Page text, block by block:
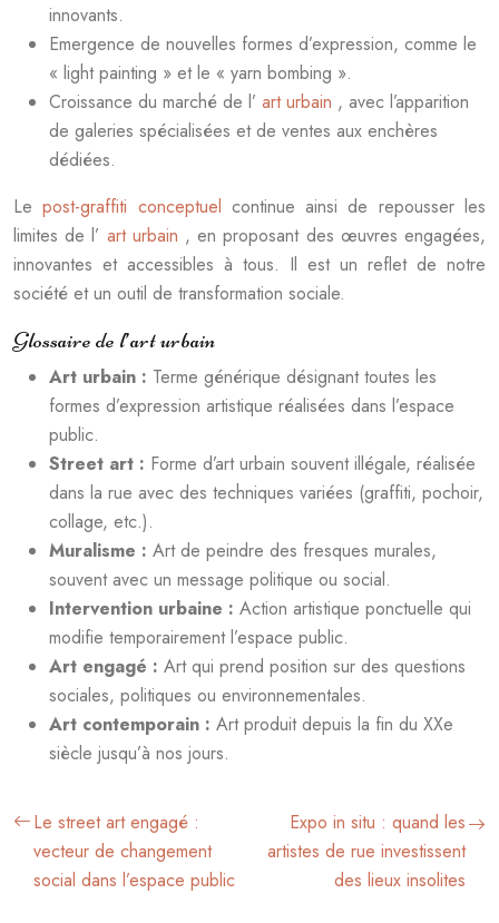
innovants.
Emergence de nouvelles formes d’expression, comme le
« light painting » et le « yarn bombing ».
Croissance du marché de l’ art urbain , avec l’apparition
de galeries spécialisées et de ventes aux enchères
dédiées.
Lepost-graffiti conceptuel continue ainsi de repousser les
limites de l’ art urbain , en proposant des œuvres engagées,
innovantes et accessibles à tous. Il est un reflet de notre
société et un outil de transformation sociale.
Glossaire de l’art urbain
Art urbain : Terme générique désignant toutes les
formes d’expression artistique réalisées dans l’espace
public.
Street art : Forme d’art urbain souvent illégale, réalisée
dans la rue avec des techniques variées (graffiti, pochoir,
collage, etc.).
Muralisme : Art de peindre des fresques murales,
souvent avec un message politique ou social.
Intervention urbaine : Action artistique ponctuelle qui
modifie temporairement l’espace public.
Art engagé : Art qui prend position sur des questions
sociales, politiques ou environnementales.
Art contemporain : Art produit depuis la fin du XXe
siècle jusqu’à nos jours.
Le street art engagé :
vecteur de changement
social dans l’espace public
Expo in situ : quand les
artistes de rue investissent
des lieux insolites